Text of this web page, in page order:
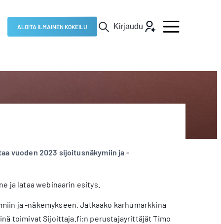
ALOITA ILMAINEN KOKEILU Kirjaudu
vuoden 2023 sijoitusnäkymiin ja -
ja lataa webinaarin esitys.
ja -näkemykseen. Jatkaako karhumarkkina
toimivat Sijoittaja.fi:n perustajayrittäjät Timo